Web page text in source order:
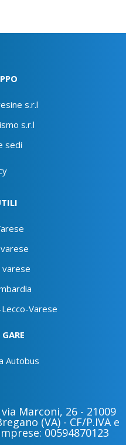
s.r.l
s.r.l
sedi
varese
Varese
Autobus
via Marconi, 26 - 21009
(VA) - CF/P.IVA e
00594870123